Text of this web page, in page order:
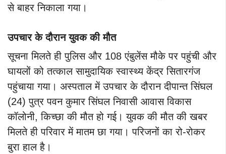
से बाहर निकाला गया।
उपचार के दौरान युवक की मौत
सूचना मिलते ही पुलिस और 108 एंबुलेंस मौके पर पहुंची और
घायलों को तत्काल सामुदायिक स्वास्थ्य केंद्र सितारगंज
पहुंचाया गया। अस्पताल में उपचार के दौरान दीपान्त सिंघल
(24) पुत्र पवन कुमार सिंघल निवासी आवास विकास
कॉलोनी, किच्छा की मौत हो गई।युवक की मौत की खबर
मिलते ही परिवार में मातम छा गया। परिजनों का रो-रोकर
बुरा हाल है।